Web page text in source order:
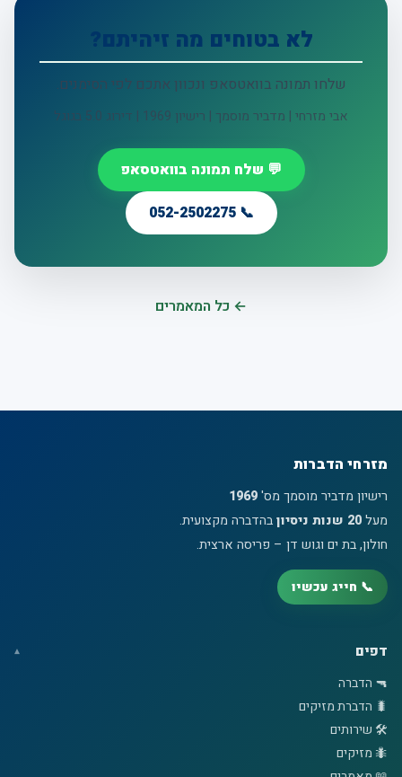
לא בטוחים מה זיהיתם?
שלחו תמונה בוואטסאפ ונכוון אתכם לפי הסימנים.
אבי מזרחי | מדביר מוסמך | רישיון 1969 | דירוג 5.0 בגוגל
💬 שלח תמונה בוואטסאפ
📞 052-2502275
← כל המאמרים
מזרחי הדברות
רישיון מדביר מוסמך מס'1969
מעל20 שנות ניסיון
בהדברה מקצועית.
חולון, בת ים וגוש דן – פריסה ארצית.
📞 חייג עכשיו
דפים
🔫 הדברה
🐛 הדברת מזיקים
🛠️ שירותים
🐜 מזיקים